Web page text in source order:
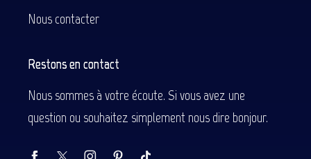
Nous contacter
Restons en contact
Nous sommes à votre écoute. Si vous avez une
question ou souhaitez simplement nous dire bonjour.